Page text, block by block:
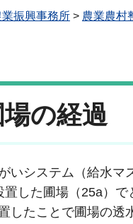
振興事務所 > 農業農村
の経過
システム（給水マ
した圃場（25a）
たことで圃場の透